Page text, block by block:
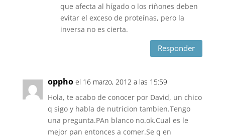
que afecta al hígado o los riñones deben
evitar el exceso de proteínas, pero la
inversa no es cierta.
Responder
oppho el 16 marzo, 2012 a las 15:59
Hola, te acabo de conocer por David, un chico
q sigo y habla de nutricion tambien.Tengo
una pregunta.PAn blanco no.ok.Cual es le
mejor pan entonces a comer.Se q en